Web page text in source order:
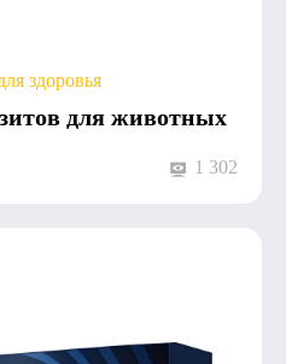
здоровья
для животных
1 302